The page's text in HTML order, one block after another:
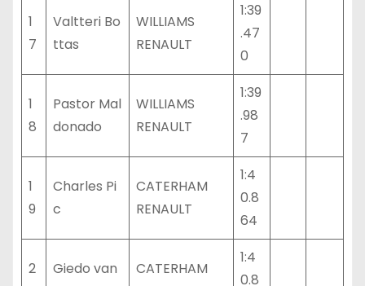
1
7
Valtteri Bo
ttas
WILLIAMS
RENAULT
1:39
.47
0
1
8
Pastor Mal
donado
WILLIAMS
RENAULT
1:39
.98
7
1
9
Charles Pi
c
CATERHAM
RENAULT
1:4
0.8
64
2
Giedo van
CATERHAM
1:4
0.8